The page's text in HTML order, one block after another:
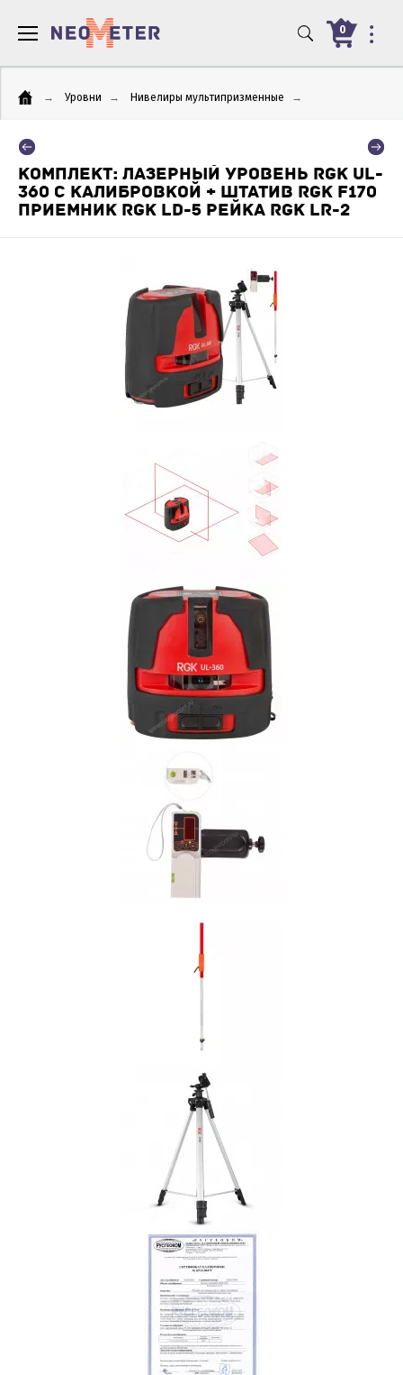
0
→ Уровни → Нивелиры мультипризменные →
КОМПЛЕКТ: ЛАЗЕРНЫЙ УРОВЕНЬ RGK UL-
360 С КАЛИБРОВКОЙ + ШТАТИВ RGK F170
ПРИЕМНИК RGK LD-5 РЕЙКА RGK LR-2